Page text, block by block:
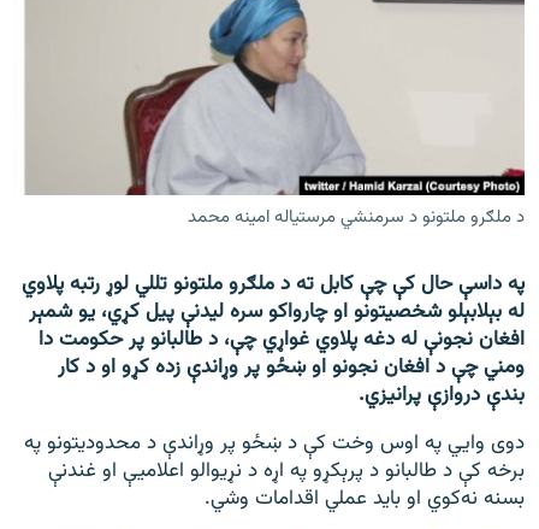
راسره ملګري شئ
د ازادې اروپا/ ازادي راډيو ټولې پاڼې
د ملګرو ملتونو د سرمنشي مرستياله امينه محمد
په داسې حال کې چې کابل ته د ملګرو ملتونو تللي لوړ رتبه پلاوي
له بېلابېلو شخصیتونو او چارواکو سره لیدنې پیل کړي، یو شمېر
افغان نجونې له دغه پلاوي غواړي چې، د طالبانو پر حکومت دا
ومني چې د افغان نجونو او ښځو پر وړاندې زده کړو او د کار
بندې دروازې پرانیزي.
دوی وايي په اوس وخت کې د ښځو پر وړاندې د محدودیتونو په
برخه کې د طالبانو د پرېکړو په اړه د نړیوالو اعلامیې او غندنې
بسنه نه‌کوي او باید عملي اقدامات وشي.